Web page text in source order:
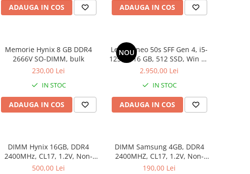
ADAUGA IN COS ADAUGA IN COS
Memorie Hynix 8 GB DDR4
2666V SO-DIMM, bulk
230,00 Lei
IN STOC
ADAUGA IN COS
NOU
Lenovo neo 50s SFF Gen 4, i5-
12500, 16 GB, 512 SSD, Win 11
Pro
2.950,00 Lei
IN STOC
ADAUGA IN COS
DIMM Hynix 16GB, DDR4
2400MHz, CL17, 1.2V, Non-
ECC, 2Rx8, bulk
500,00 Lei
DIMM Samsung 4GB, DDR4
2400MHZ, CL17, 1.2V, Non-
ECC, bulk
190,00 Lei